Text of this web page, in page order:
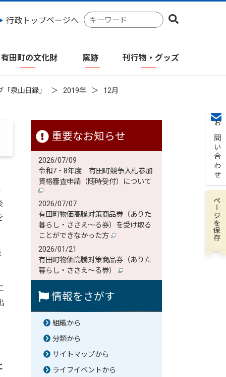
行政トップページへ
検
索
ワ
有田町の文化財 窯跡 刊行物・グッズ
お問い合わせ
泉山日録」 2019年 12月
重要なお知らせ
2026/07/09
令和7・8年度 有田町競争入札参加
資格審査申請（随時受付）について
2026/07/07
有田町物価高騰対策商品券（ありた
暮らし・ささえ～る券）を受け取る
ことができなかった方
2026/01/21
有田町物価高騰対策商品券（ありた
暮らし・ささえ～る券）
情報をさがす
組織から
分類から
サイトマップから
ライフイベントから
ページを保存